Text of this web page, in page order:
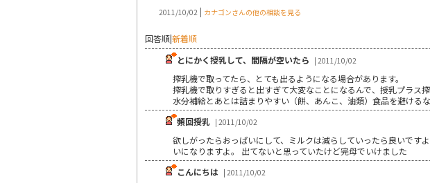
2011/10/02 | カナゴンさんの他の相談を見る
回答順|新着順
とにかく授乳して、間隔が空いたら | 2011/10/02
搾乳機で取ってたら、とても出るようになる場合があります。
搾乳機で取りすぎると出すぎて大変なことになるんで、授乳プラス
水分補給とあとは詰まりやすい（餅、あんこ、油類）食品を避ける
頻回授乳 | 2011/10/02
欲しがったらおっぱいにして、ミルクは減らしていったら良いで
いになりますよ。 出てないと思っていたけど完母でいけました
こんにちは | 2011/10/02